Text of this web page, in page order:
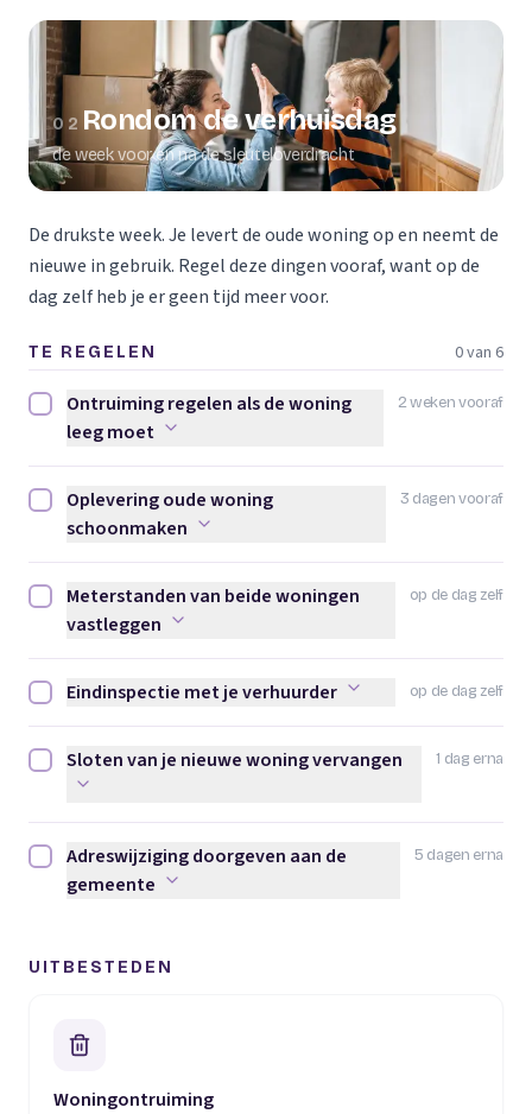
02 Rondom de verhuisdag
de week voor en na de sleuteloverdracht
De drukste week. Je levert de oude woning op en neemt de
nieuwe in gebruik. Regel deze dingen vooraf, want op de
dag zelf heb je er geen tijd meer voor.
TE REGELEN 0 van 6
2 weken vooraf
Ontruiming regelen als de woning leeg moet afvinken
Ontruiming regelen als de woning
leeg moet
3 dagen vooraf
Oplevering oude woning schoonmaken afvinken
Oplevering oude woning
schoonmaken
op de dag zelf
Meterstanden van beide woningen vastleggen afvinken
Meterstanden van beide woningen
vastleggen
op de dag zelf
Eindinspectie met je verhuurder afvinken
Eindinspectie met je verhuurder
1 dag erna
Sloten van je nieuwe woning vervangen afvinken
Sloten van je nieuwe woning vervangen
5 dagen erna
Adreswijziging doorgeven aan de gemeente afvinken
Adreswijziging doorgeven aan de
gemeente
UITBESTEDEN
Woningontruiming